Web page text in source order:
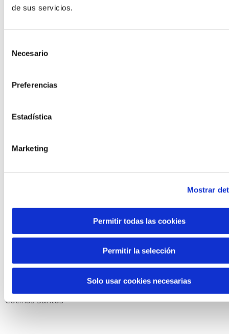
de sus servicios.
Necesario
Preferencias
Estadística
Marketing
Mostrar
Permitir todas las cookies
Permitir la selección
Solo usar cookies necesarias
Cocinas Santos